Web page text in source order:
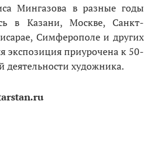
Мингазова в разные годы
в Казани, Москве, Санкт-
Симферополе и других
экспозиция приурочена к 50-
деятельности художника.